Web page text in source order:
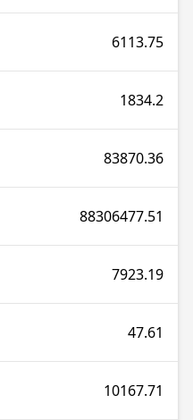
6113.75
1834.2
83870.36
88306477.51
7923.19
47.61
10167.71